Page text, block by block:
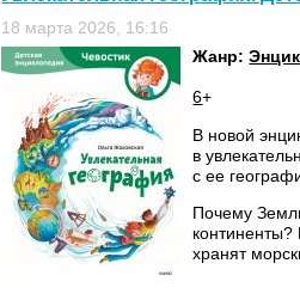
18 марта 2026, 16:16
Жанр:
6+
В новой
в
с ее
Почему
континенты?
хранят